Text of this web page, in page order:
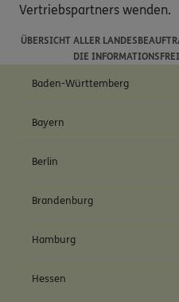
Vertriebspartners wenden.
ÜBERSICHT ALLER
DIE
Baden-Württemberg
Bayern
Berlin
Brandenburg
Hamburg
Hessen